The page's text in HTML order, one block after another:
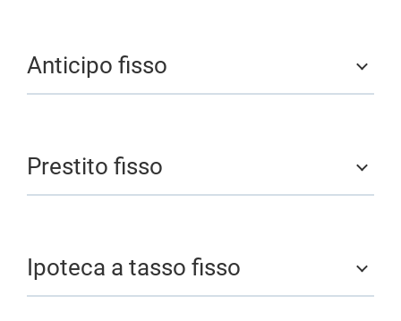
Anticipo fisso
Prestito fisso
Ipoteca a tasso fisso